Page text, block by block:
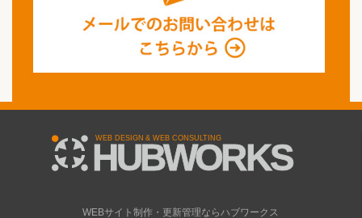
WEBサイト制作・更新管理ならハブワークス